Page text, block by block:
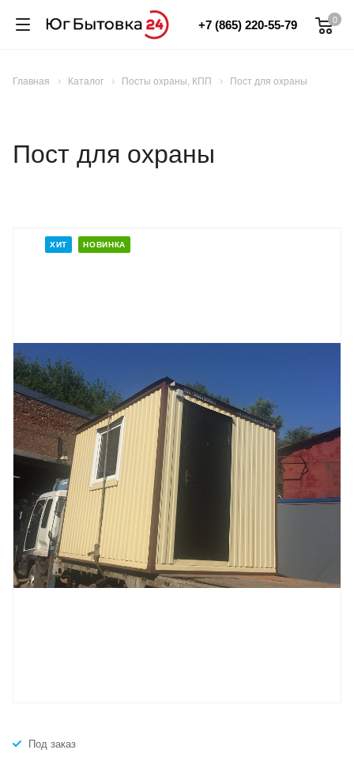
0
+7 (865) 220-55-79
Главная Каталог Посты охраны, КПП Пост для охраны
Пост для охраны
ХИТ НОВИНКА
Под заказ